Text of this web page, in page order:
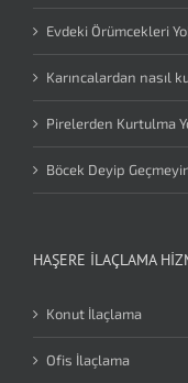
Evdeki Örümcekleri
Karıncalardan nasıl
Pirelerden Kurtulma
Böcek Deyip
HAŞERE İLAÇLAMA
Konut İlaçlama
Ofis İlaçlama